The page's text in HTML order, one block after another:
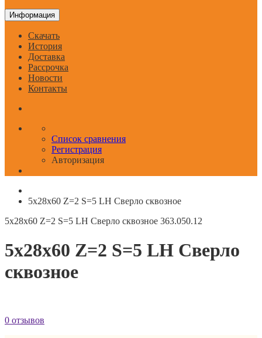
Информация
Скачать
История
Доставка
Рассрочка
Новости
Контакты
Список сравнения
Регистрация
Авторизация
5x28x60 Z=2 S=5 LH Сверло сквозное
5x28x60 Z=2 S=5 LH Сверло сквозное 363.050.12
5x28x60 Z=2 S=5 LH Сверло
сквозное
0 отзывов